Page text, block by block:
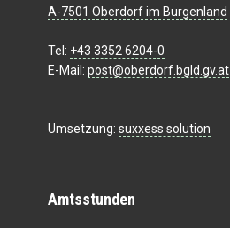
A-7501 Oberdorf im Burgenland
Tel: +43 3352 6204-0
E-Mail: post@oberdorf.bgld.gv.at
Umsetzung: suxxess solution
Amtsstunden